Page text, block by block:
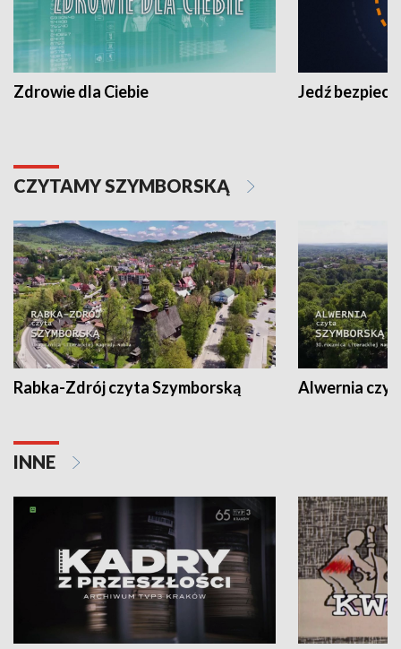
Zdrowie dla Ciebie Jedź
CZYTAMY SZYMBORSKĄ
Rabka-Zdrój czyta Szymborską Alwernia
INNE